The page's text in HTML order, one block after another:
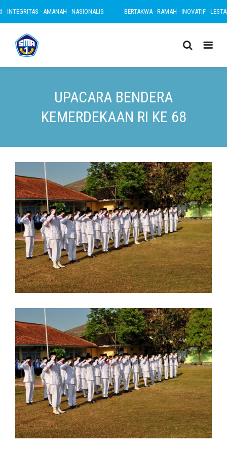
- AMANAH - NASIONALIS BERTAKWA - RAMAH - INOVATIF - LESTARI -
UPACARA BENDERA
KEMERDEKAAN RI KE 68